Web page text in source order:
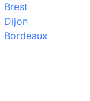
Brest
Dijon
Bordeaux